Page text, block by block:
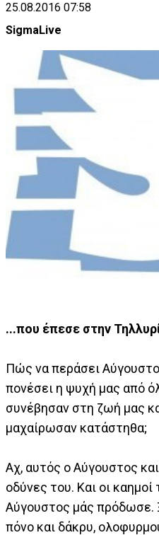
25.08.2016 07:58
SigmaLive
...που έπεσε στην
Πώς να περάσει
πονέσει η ψυχή μας από
συνέβησαν στη ζωή μας
μαχαίρωσαν κατάστηθα;
Αχ, αυτός ο Αύγουστος
οδύνες του. Και οι
Αύγουστος μάς πρόδωσε.
πόνο και δάκρυ,